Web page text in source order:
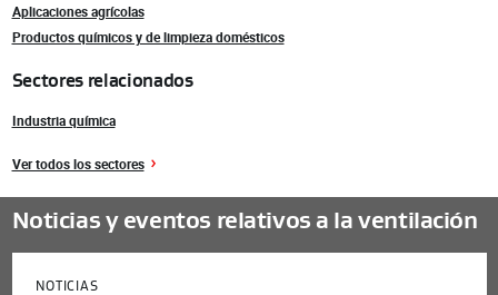
Aplicaciones agrícolas
Productos químicos y de limpieza domésticos
Sectores relacionados
Industria química
Ver todos los sectores
Noticias y eventos relativos a la ventilación
NOTICIAS